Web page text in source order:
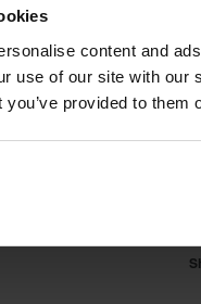
content and
use of our site with
you’ve provided to
to fit my phone mount to
great and well packaged
Ram.